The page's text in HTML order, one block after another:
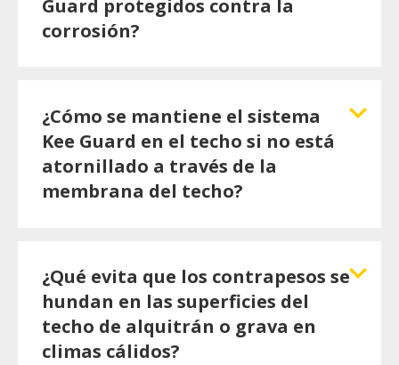
Guard protegidos contra la
corrosión?
¿Cómo se mantiene el sistema
Kee Guard en el techo si no está
atornillado a través de la
membrana del techo?
¿Qué evita que los contrapesos se
hundan en las superficies del
techo de alquitrán o grava en
climas cálidos?